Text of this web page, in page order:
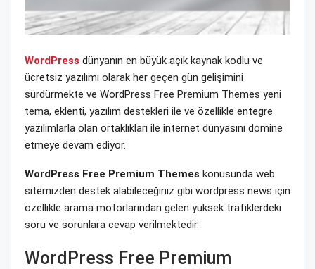
WordPress dünyanın en büyük açık kaynak kodlu ve
ücretsiz yazılımı olarak her geçen gün gelişimini
sürdürmekte ve WordPress Free Premium Themes yeni
tema, eklenti, yazılım destekleri ile ve özellikle entegre
yazılımlarla olan ortaklıkları ile internet dünyasını domine
etmeye devam ediyor.
WordPress Free Premium Themes konusunda web
sitemizden destek alabileceğiniz gibi wordpress news için
özellikle arama motorlarından gelen yüksek trafiklerdeki
soru ve sorunlara cevap verilmektedir.
WordPress Free Premium